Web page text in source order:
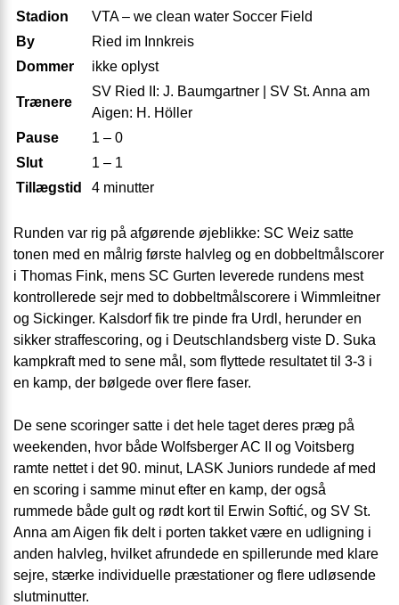
Stadion
VTA – we clean water Soccer Field
By
Ried im Innkreis
Dommer
ikke oplyst
Trænere
SV Ried II: J. Baumgartner | SV St. Anna am
Aigen: H. Höller
Pause
1 – 0
Slut
1 – 1
Tillægstid
4 minutter
Runden var rig på afgørende øjeblikke: SC Weiz satte
tonen med en målrig første halvleg og en dobbeltmålscorer
i Thomas Fink, mens SC Gurten leverede rundens mest
kontrollerede sejr med to dobbeltmålscorere i Wimmleitner
og Sickinger. Kalsdorf fik tre pinde fra Urdl, herunder en
sikker straffescoring, og i Deutschlandsberg viste D. Suka
kampkraft med to sene mål, som flyttede resultatet til 3-3 i
en kamp, der bølgede over flere faser.
De sene scoringer satte i det hele taget deres præg på
weekenden, hvor både Wolfsberger AC II og Voitsberg
ramte nettet i det 90. minut, LASK Juniors rundede af med
en scoring i samme minut efter en kamp, der også
rummede både gult og rødt kort til Erwin Softić, og SV St.
Anna am Aigen fik delt i porten takket være en udligning i
anden halvleg, hvilket afrundede en spillerunde med klare
sejre, stærke individuelle præstationer og flere udløsende
slutminutter.